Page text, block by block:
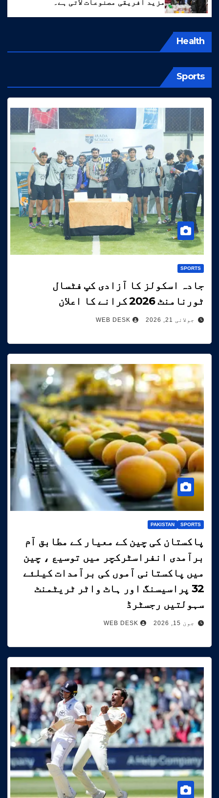
مزید افریقی مصنوعات لاتی ہے۔
Health
Sports
SPORTS
جادہ اسکولز کا آزادی کپ فٹسال
ٹورنامنٹ 2026 کرانے کا اعلان
جولائی 21, 2026 WEB DESK
SPORTS
PAKISTAN
پاکستان کی چین کے معیار کے مطابق آم
برآمدی انفراسٹرکچر میں توسیع ، چین
میں پاکستانی آموں کی برآمدات کیلئے
32 پراسیسنگ اور ہاٹ واٹر ٹریٹمنٹ
سہولتیں رجسٹرڈ
جون 15, 2026 WEB DESK